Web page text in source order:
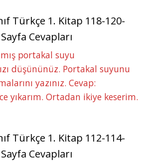
Türkçe 1. Kitap 118-120-
Cevapları
portakal suyu
düşününüz. Portakal suyunu
yazınız. Cevap:
yıkarım. Ortadan ikiye keserim.
Türkçe 1. Kitap 112-114-
Cevapları